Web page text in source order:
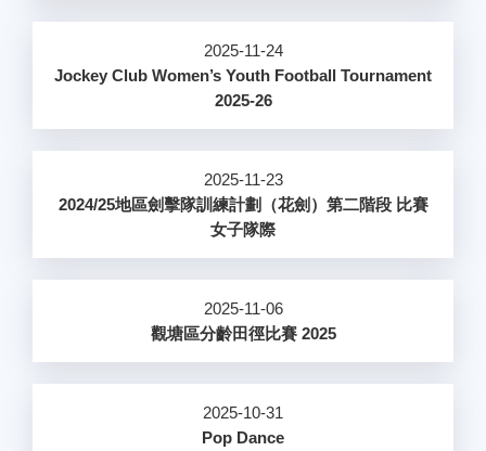
2025-11-24
Jockey Club Women’s Youth Football Tournament
2025-26
2025-11-23
2024/25地區劍擊隊訓練計劃（花劍）第二階段 比賽
女子隊際
2025-11-06
觀塘區分齡田徑比賽 2025
2025-10-31
Pop Dance